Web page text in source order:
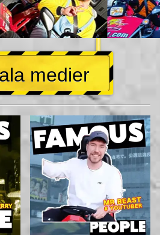
medier